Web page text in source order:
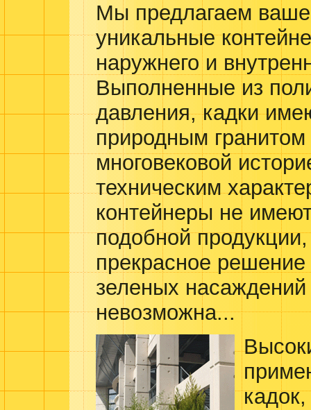
Мы предлагаем
уникальные
наружнего и
Выполненные из
давления, кадки
природным
многовековой
техническим
контейнеры не
подобной
прекрасное
зеленых насаждений
невозможна...